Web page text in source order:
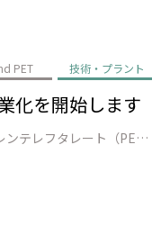
PET 技術・プラント
化を開始します
Axens、IFPEN、日本環境設計（JEPLAN）の3社はこのほど、ペットボトルやポリエステル繊維、そしてフィルムなどのポリエチレンテレフタレート（PET）素材でつくられた使用済み製品のリサイクルを実現するモノマーリサイクルという高度な技術について、プロセスの開発、実証、そして商業化を目的とした共同開発及び事業提携契…